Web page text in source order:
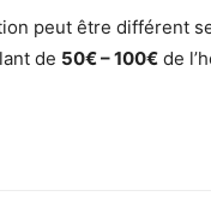
peut être différent
de 50€ – 100€ de